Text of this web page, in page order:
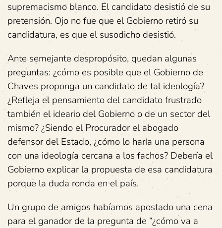
supremacismo blanco. El candidato desistió de su
pretensión. Ojo no fue que el Gobierno retiró su
candidatura, es que el susodicho desistió.
Ante semejante despropósito, quedan algunas
preguntas: ¿cómo es posible que el Gobierno de
Chaves proponga un candidato de tal ideología?
¿Refleja el pensamiento del candidato frustrado
también el ideario del Gobierno o de un sector del
mismo? ¿Siendo el Procurador el abogado
defensor del Estado, ¿cómo lo haría una persona
con una ideología cercana a los fachos? Debería el
Gobierno explicar la propuesta de esa candidatura
porque la duda ronda en el país.
Un grupo de amigos habíamos apostado una cena
para el ganador de la pregunta de “¿cómo va a